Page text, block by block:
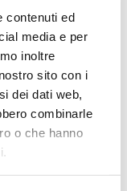
contenuti ed
media e per
inoltre
sito con i
dei dati web,
combinarle
o che hanno
benessere